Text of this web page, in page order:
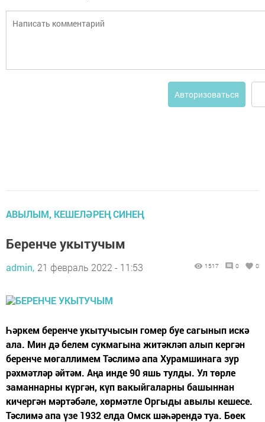
Авторизоваться
АВЫЛЫМ, КЕШЕЛӘРЕҢ СИНЕҢ
Беренче укытучым
admin, 21 февраль 2022 - 11:53 1517 0 0
Һәркем беренче укытучысын гомер буе сагынып искә
ала. Мин дә белем сукмагына житәкләп алып кергән
беренче мөгаллимем Тәслимә апа Хурамшинага зур
рәхмәтләр әйтәм. Аңа инде 90 яшь тулды. Ул төрле
заманнарны күргән, күп вакыйгаларны башыннан
кичергән мәртәбәле, хөрмәтле Оргыды авылы кешесе.
Тәслимә апа үзе 1932 елда Омск шәһәрендә туа. Бөек